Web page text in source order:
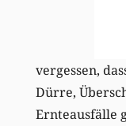
vergessen,
Dürre,
Ernteausfälle